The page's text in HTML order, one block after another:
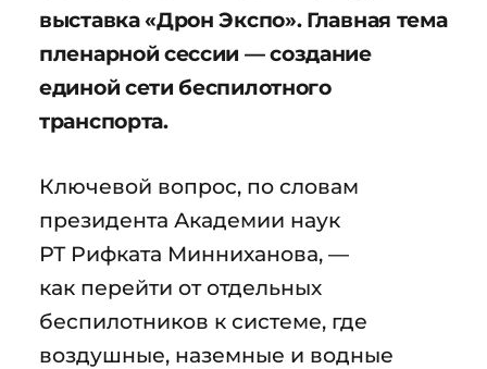
выставка «Дрон Экспо». Главная тема
пленарной сессии — создание
единой сети беспилотного
транспорта.
Ключевой вопрос, по словам
президента Академии наук
РТ Рифката Минниханова, —
как перейти от отдельных
беспилотников к системе, где
воздушные, наземные и водные